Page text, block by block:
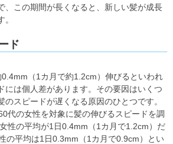
、この期間が長くなると、新しい髪が成長
ド
（1カ月で約1.2cm）伸びるといわれ
には個人差があります。その要因はいくつ
のスピードが遅くなる原因のひとつです。
代の女性を対象に髪の伸びるスピードを調
性の平均が1日0.4mm（1カ月で1.2cm）だ
の平均は1日0.3mm（1カ月で0.9cm）とい